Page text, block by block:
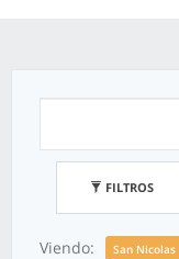
FILTROS
Viendo: San Nicolas